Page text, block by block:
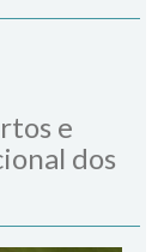
e
dos